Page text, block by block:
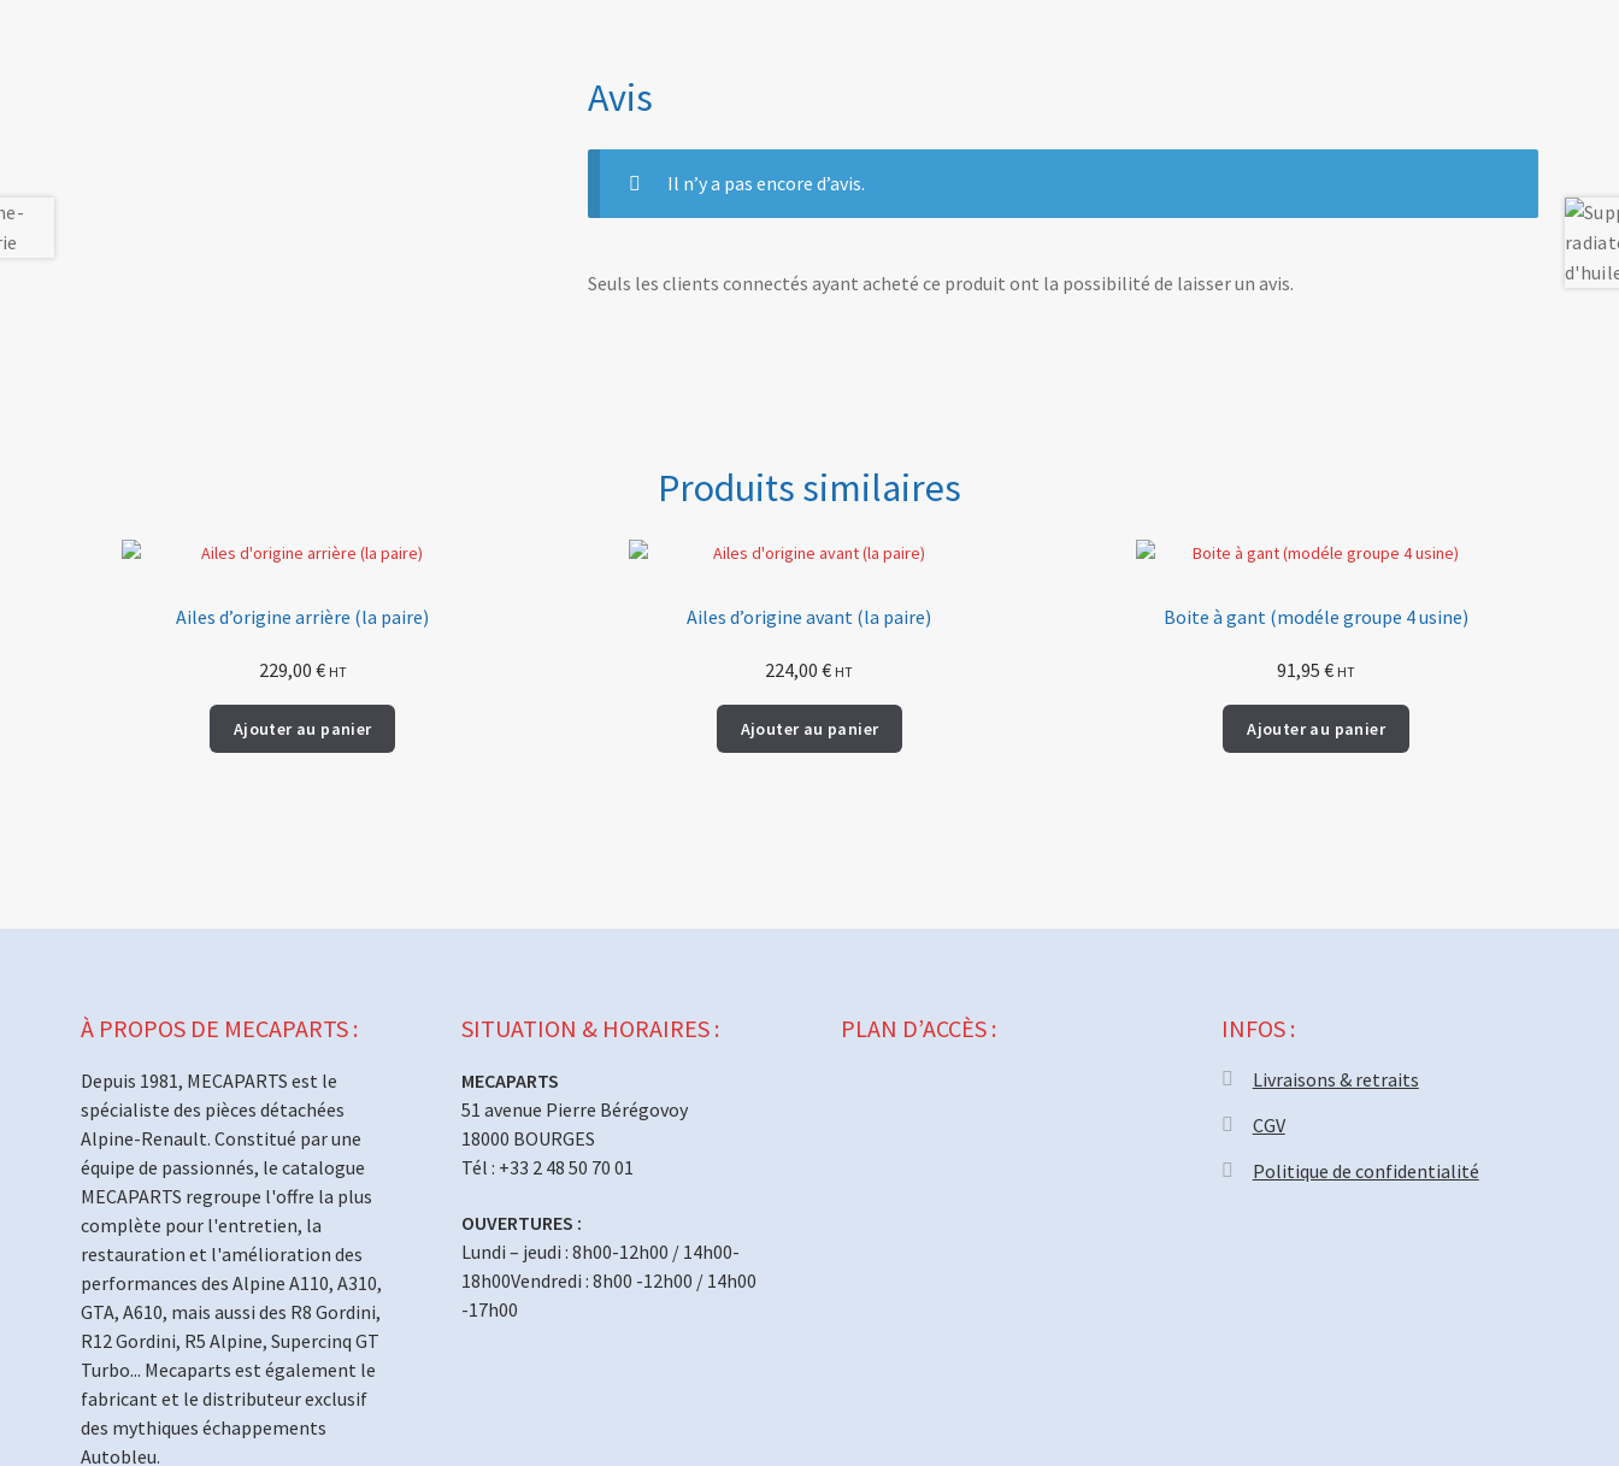
Avis
Il n’y a pas encore d’avis.
Seuls les clients connectés ayant acheté ce produit ont la possibilité de laisser un avis.
Produits similaires
Ailes d’origine arrière (la paire)
229,00 € HT
Ajouter au panier
Ailes d’origine avant (la paire)
224,00€ HT
Ajouter au panier
Boite à gant (modéle groupe 4 usine)
91,95€ HT
Ajouter au panier
À PROPOS DE MECAPARTS :
Depuis 1981, MECAPARTS est le
spécialiste des pièces détachées
Alpine-Renault. Constitué par une
équipe de passionnés, le catalogue
MECAPARTS regroupe l'offre la plus
complète pour l'entretien, la
restauration et l'amélioration des
performances des Alpine A110, A310,
GTA, A610, mais aussi des R8 Gordini,
R12 Gordini, R5 Alpine, Supercinq GT
Turbo... Mecaparts est également le
fabricant et le distributeur exclusif
des mythiques échappements
Autobleu.
SITUATION & HORAIRES :
MECAPARTS
51 avenue Pierre Bérégovoy
18000 BOURGES
Tél : +33 2 48 50 70 01
OUVERTURES :
Lundi – jeudi : 8h00-12h00 / 14h00-
18h00Vendredi : 8h00 -12h00 / 14h00
-17h00
PLAN D’ACCÈS : INFOS :
Livraisons & retraits
CGV
Politique de confidentialité